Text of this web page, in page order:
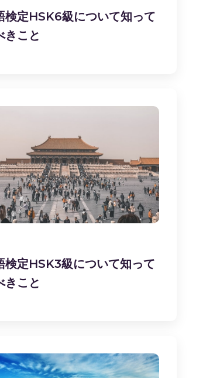
検定HSK6級について知って
きこと
検定HSK3級について知って
きこと